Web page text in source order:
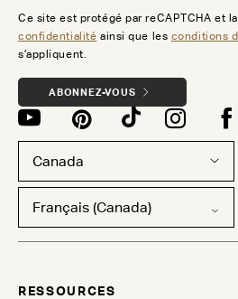
Ce site est protégé par reCAPTCHA et
confidentialité ainsi que les conditions
s’appliquent.
ABONNEZ-VOUS
Canada
Français (Canada)
RESSOURCES